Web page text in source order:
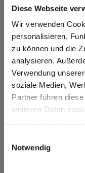
Diese Webseite
Wir verwenden
personalisieren,
zu können und die
analysieren.
Verwendung
soziale Medien,
Partner führen
weiteren Daten
Notwendig
Are you
Go to the
Max Compact
F 0902 Black
Vous avez
Nos experts se